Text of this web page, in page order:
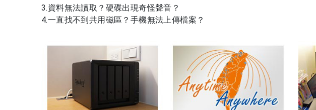
3.資料無法讀取？硬碟出現奇怪聲音？
4.一直找不到共用磁區？手機無法上傳檔案？